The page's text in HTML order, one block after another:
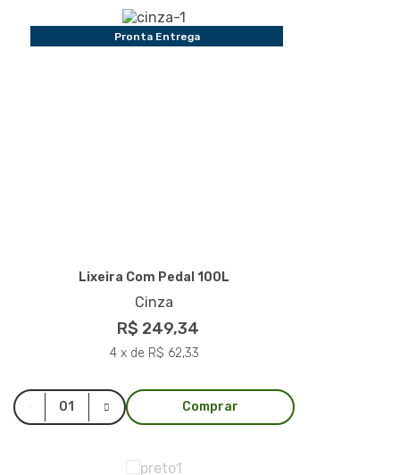
Pronta Entrega
Lixeira Com Pedal 100L
Cinza
R$ 249,34
4 x de R$ 62,33
Comprar